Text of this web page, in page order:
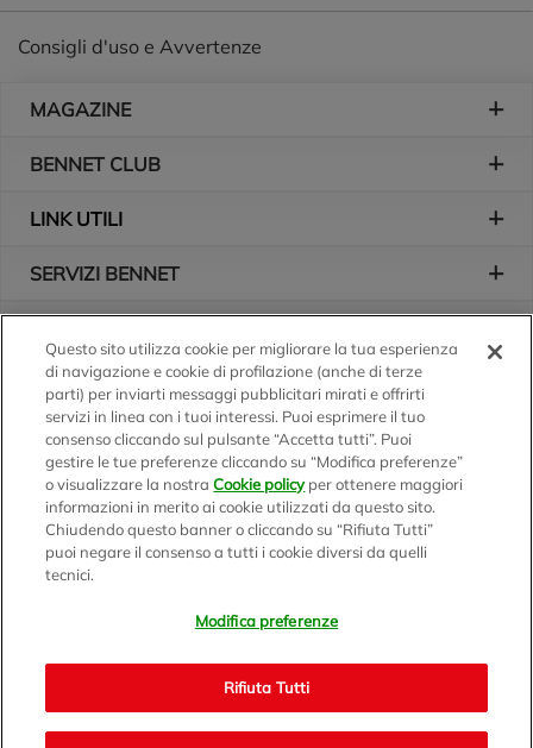
Consigli d'uso e Avvertenze
MAGAZINE
BENNET CLUB
LINK UTILI
SERVIZI BENNET
Logo Bennet
Seguici sui nostri canali
Scarica l'app
Sede Amministrativa e Commerciale: Via Enzo Ratti, 2 - 22070
Questo sito utilizza cookie per migliorare la tua esperienza
di navigazione e cookie di profilazione (anche di terze
parti) per inviarti messaggi pubblicitari mirati e offrirti
servizi in linea con i tuoi interessi. Puoi esprimere il tuo
consenso cliccando sul pulsante “Accetta tutti”. Puoi
gestire le tue preferenze cliccando su “Modifica preferenze”
o visualizzare la nostraCookie policyper ottenere maggiori
informazioni in merito ai cookie utilizzati da questo sito.
Chiudendo questo banner o cliccando su “Rifiuta Tutti”
puoi negare il consenso a tutti i cookie diversi da quelli
tecnici.
Modifica preferenze
Rifiuta Tutti